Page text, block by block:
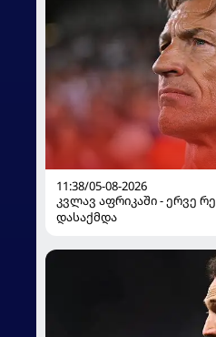
11:38/05-08-2026
კვლავ აფრიკაში - ერვე
დასაქმდა